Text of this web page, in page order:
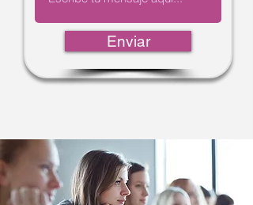
Enviar